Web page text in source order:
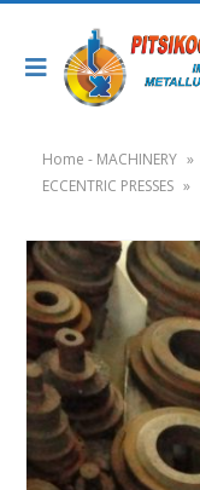
Home - MACHINERY »
ECCENTRIC PRESSES »